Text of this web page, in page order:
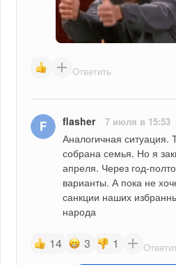
Ответить
flasher 7 июля в 15:53
Аналогичная ситуация.
собрана семья. Но я
апреля. Через год-
варианты. А пока не
санкции наших
народа
14 3 1